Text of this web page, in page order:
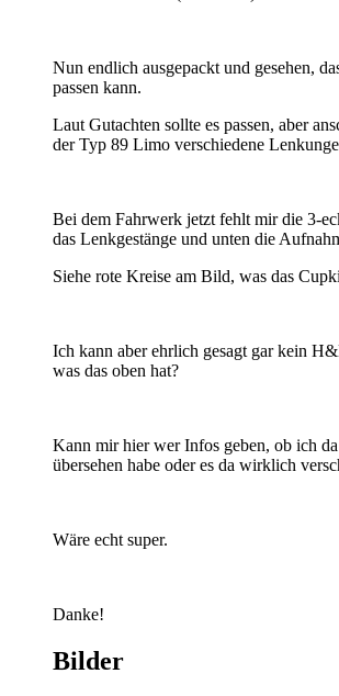
Nun endlich ausgepackt und gesehen,
passen kann.
Laut Gutachten sollte es passen, aber
der Typ 89 Limo verschiedene
Bei dem Fahrwerk jetzt fehlt mir die 3-
das Lenkgestänge und unten die
Siehe rote Kreise am Bild, was das
Ich kann aber ehrlich gesagt gar kein
was das oben hat?
Kann mir hier wer Infos geben, ob ich
übersehen habe oder es da wirklich
Wäre echt super.
Danke!
Bilder